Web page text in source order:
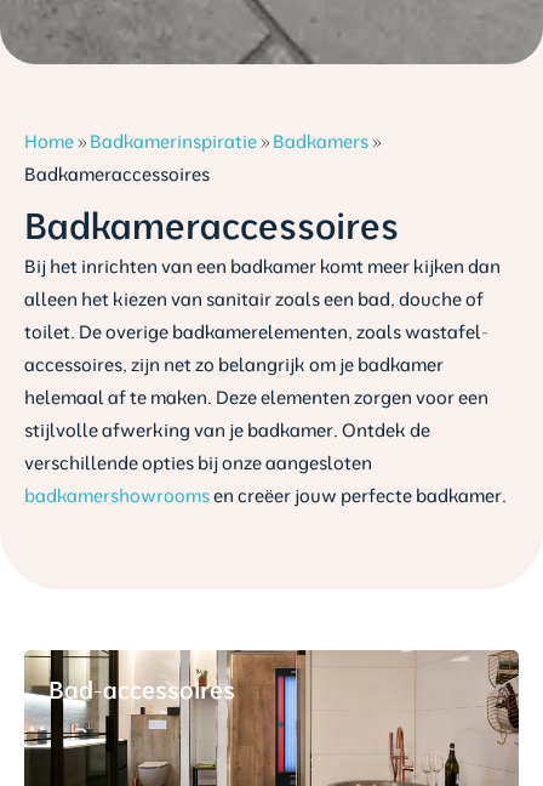
Home» Badkamerinspiratie» Badkamers»
Badkameraccessoires
Badkameraccessoires
Bij het inrichten van een badkamer komt meer kijken dan
alleen het kiezen van sanitair zoals een bad, douche of
toilet. De overige badkamerelementen, zoals wastafel-
accessoires, zijn net zo belangrijk om je badkamer
helemaal af te maken. Deze elementen zorgen voor een
stijlvolle afwerking van je badkamer. Ontdek de
verschillende opties bij onze aangesloten
badkamershowroomsen creëer jouw perfecte badkamer.
Bad-accessoires